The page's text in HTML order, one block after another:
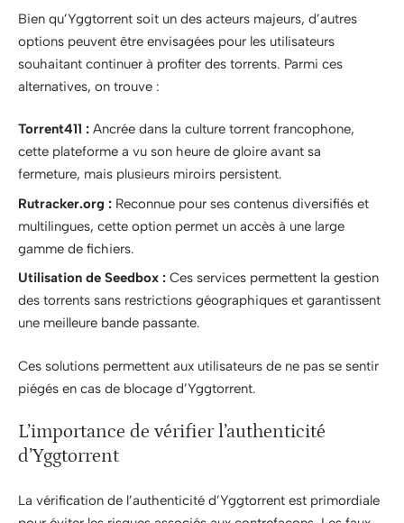
Bien qu’Yggtorrent soit un des acteurs majeurs, d’autres
options peuvent être envisagées pour les utilisateurs
souhaitant continuer à profiter des torrents. Parmi ces
alternatives, on trouve :
Torrent411 : Ancrée dans la culture torrent francophone,
cette plateforme a vu son heure de gloire avant sa
fermeture, mais plusieurs miroirs persistent.
Rutracker.org : Reconnue pour ses contenus diversifiés et
multilingues, cette option permet un accès à une large
gamme de fichiers.
Utilisation de Seedbox : Ces services permettent la gestion
des torrents sans restrictions géographiques et garantissent
une meilleure bande passante.
Ces solutions permettent aux utilisateurs de ne pas se sentir
piégés en cas de blocage d’Yggtorrent.
L’importance de vérifier l’authenticité
d’Yggtorrent
La vérification de l’authenticité d’Yggtorrent est primordiale